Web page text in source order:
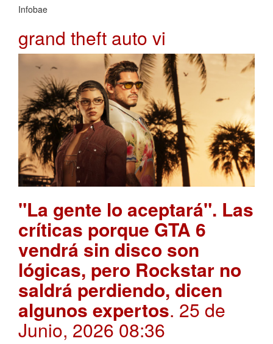
Infobae
grand theft auto vi
"La gente lo aceptará". Las
críticas porque GTA 6
vendrá sin disco son
lógicas, pero Rockstar no
saldrá perdiendo, dicen
algunos expertos. 25 de
Junio, 2026 08:36